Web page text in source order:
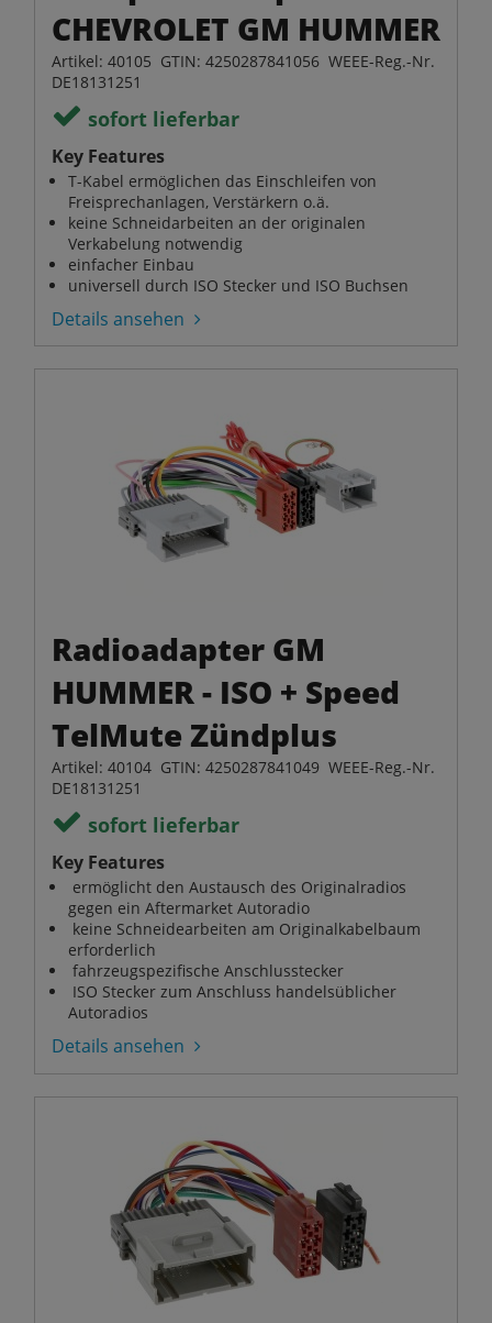
CHEVROLET GM HUMMER
Artikel: 40105 GTIN: 4250287841056 WEEE-Reg.-Nr.
DE18131251
sofort lieferbar
Key Features
T-Kabel ermöglichen das Einschleifen von
Freisprechanlagen, Verstärkern o.ä.
keine Schneidarbeiten an der originalen
Verkabelung notwendig
einfacher Einbau
universell durch ISO Stecker und ISO Buchsen
Details ansehen
Radioadapter GM
HUMMER - ISO + Speed
TelMute Zündplus
Artikel: 40104 GTIN: 4250287841049 WEEE-Reg.-Nr.
DE18131251
sofort lieferbar
Key Features
ermöglicht den Austausch des Originalradios
gegen ein Aftermarket Autoradio
keine Schneidearbeiten am Originalkabelbaum
erforderlich
fahrzeugspezifische Anschlusstecker
ISO Stecker zum Anschluss handelsüblicher
Autoradios
Details ansehen